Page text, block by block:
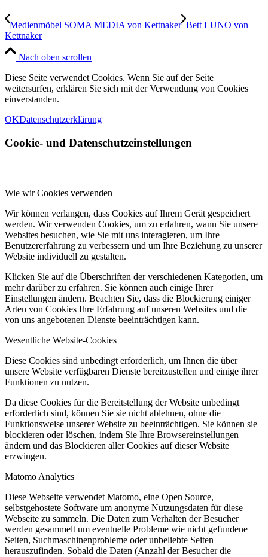
Medienmöbel SOMA MEDIA von Kettnaker Bett LUNO von
Kettnaker
Nach oben scrollen
Diese Seite verwendet Cookies. Wenn Sie auf der Seite
weitersurfen, erklären Sie sich mit der Verwendung von Cookies
einverstanden.
OKDatenschutzerklärung
Cookie- und Datenschutzeinstellungen
Wie wir Cookies verwenden
Wir können verlangen, dass Cookies auf Ihrem Gerät gespeichert
werden. Wir verwenden Cookies, um zu erfahren, wann Sie unsere
Websites besuchen, wie Sie mit uns interagieren, um Ihre
Benutzererfahrung zu verbessern und um Ihre Beziehung zu unserer
Website individuell zu gestalten.
Klicken Sie auf die Überschriften der verschiedenen Kategorien, um
mehr darüber zu erfahren. Sie können auch einige Ihrer
Einstellungen ändern. Beachten Sie, dass die Blockierung einiger
Arten von Cookies Ihre Erfahrung auf unseren Websites und die
von uns angebotenen Dienste beeinträchtigen kann.
Wesentliche Website-Cookies
Diese Cookies sind unbedingt erforderlich, um Ihnen die über
unsere Website verfügbaren Dienste bereitzustellen und einige ihrer
Funktionen zu nutzen.
Da diese Cookies für die Bereitstellung der Website unbedingt
erforderlich sind, können Sie sie nicht ablehnen, ohne die
Funktionsweise unserer Website zu beeinträchtigen. Sie können sie
blockieren oder löschen, indem Sie Ihre Browsereinstellungen
ändern und das Blockieren aller Cookies auf dieser Website
erzwingen.
Matomo Analytics
Diese Webseite verwendet Matomo, eine Open Source,
selbstgehostete Software um anonyme Nutzungsdaten für diese
Webseite zu sammeln. Die Daten zum Verhalten der Besucher
werden gesammelt um eventuelle Probleme wie nicht gefundene
Seiten, Suchmaschinenprobleme oder unbeliebte Seiten
herauszufinden. Sobald die Daten (Anzahl der Besucher die